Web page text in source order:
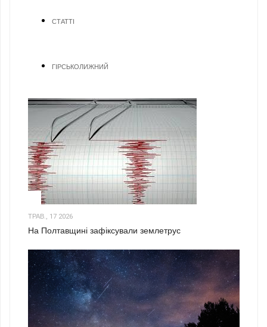
СТАТТІ
ГІРСЬКОЛИЖНИЙ
ТРАВ., 17 2026
На Полтавщині зафіксували землетрус